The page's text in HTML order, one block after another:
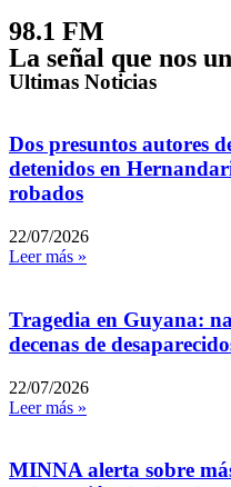
98.1 FM
La señal que nos
Ultimas Noticias
Dos presuntos autores
detenidos en
robados
22/07/2026
Leer más »
Tragedia en Guyana:
decenas de
22/07/2026
Leer más »
MINNA alerta sobre